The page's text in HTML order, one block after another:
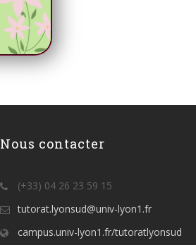
Nous contacter
(+33) 04 26 23 59 15
tutorat.lyonsud@univ-lyon1.fr
campus.univ-lyon1.fr/tutoratlyonsud